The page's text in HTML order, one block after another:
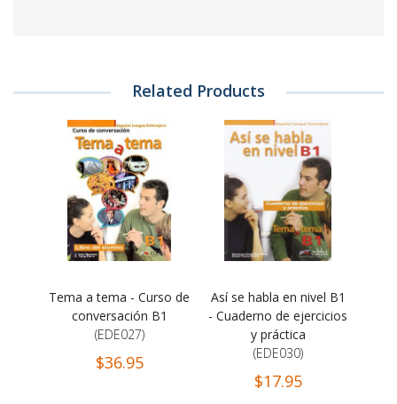
Related Products
Tema a tema - Curso de
conversación B1
(EDE027)
$36.95
Así se habla en nivel B1
- Cuaderno de ejercicios
y práctica
(EDE030)
$17.95